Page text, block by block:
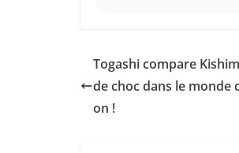
Togashi compare
de choc dans le monde
on !